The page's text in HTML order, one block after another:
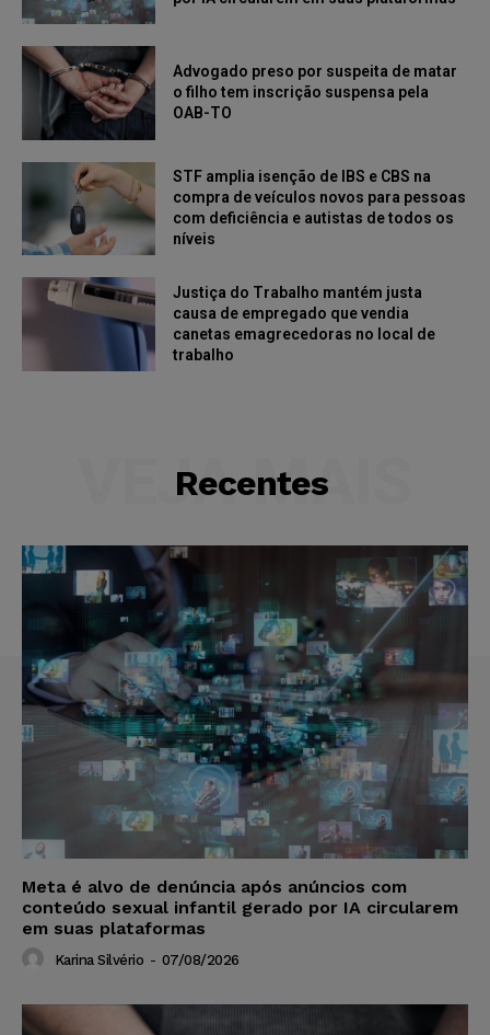
Advogado preso por suspeita de matar
o filho tem inscrição suspensa pela
OAB-TO
STF amplia isenção de IBS e CBS na
compra de veículos novos para pessoas
com deficiência e autistas de todos os
níveis
Justiça do Trabalho mantém justa
causa de empregado que vendia
canetas emagrecedoras no local de
trabalho
Recentes
VEJA MAIS
Meta é alvo de denúncia após anúncios com
conteúdo sexual infantil gerado por IA circularem
em suas plataformas
Karina Silvério - 07/08/2026